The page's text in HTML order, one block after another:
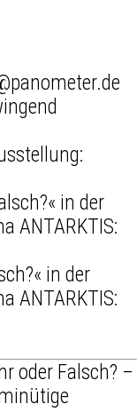
in der
ANTARKTIS:
oder Falsch? –